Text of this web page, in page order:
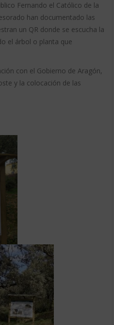
Fernando el Católico de la
han documentado las
un QR donde se escucha la
el árbol o planta que
con el Gobierno de Aragón,
y la colocación de las